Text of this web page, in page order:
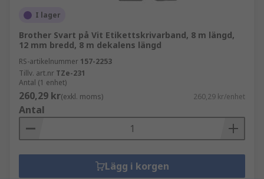
I lager
Brother Svart på Vit Etikettskrivarband, 8 m längd,
12 mm bredd, 8 m dekalens längd
RS-artikelnummer 157-2253
Tillv. art.nr TZe-231
Antal (1 enhet)
260,29 kr(exkl. moms) 260,29 kr/enhet
Antal
Lägg i korgen